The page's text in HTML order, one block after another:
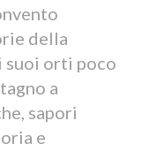
della
suoi orti poco
a
sapori
e